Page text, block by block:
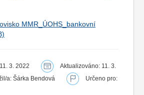
MMR_ÚOHS_bankovní
3. 2022
Aktualizováno: 11. 3.
a: Šárka Bendová
Určeno pro: